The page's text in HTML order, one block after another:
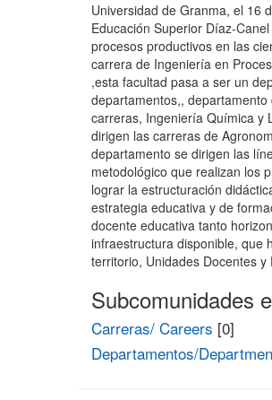
Universidad de Granma, el 16
Educación Superior Díaz-
procesos productivos en las
carrera de Ingeniería en
,esta facultad pasa a ser un
departamentos,,
carreras, Ingeniería Química y
dirigen las carreras de
departamento se dirigen las
metodológico que realizan los
lograr la estructuración
estrategia educativa y de
docente educativa tanto
infraestructura disponible, que
territorio, Unidades Docentes
Subcomunidades
Carreras/ Careers [0]
Departamentos/